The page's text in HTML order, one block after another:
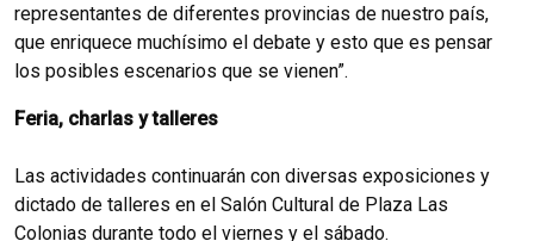
representantes de diferentes provincias de nuestro país,
que enriquece muchísimo el debate y esto que es pensar
los posibles escenarios que se vienen”.
Feria, charlas y talleres
Las actividades continuarán con diversas exposiciones y
dictado de talleres en el Salón Cultural de Plaza Las
Colonias durante todo el viernes y el sábado.